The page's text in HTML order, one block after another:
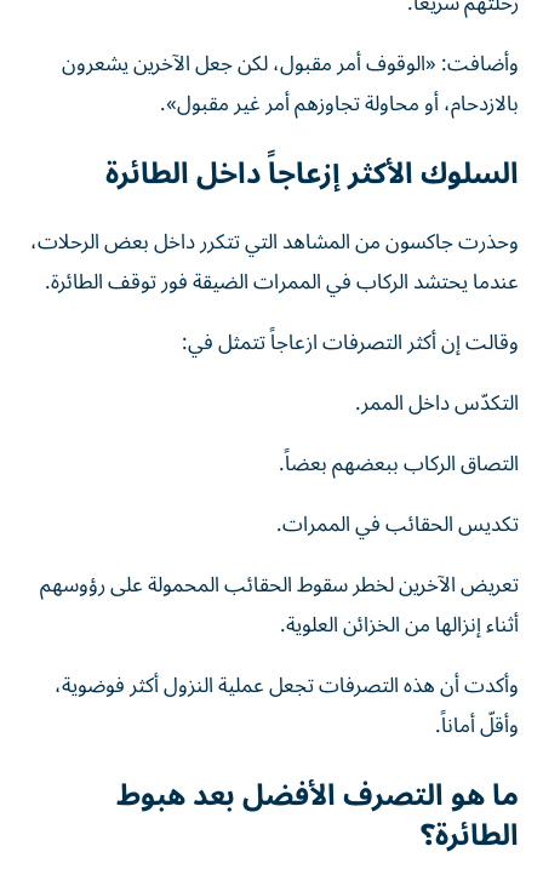
وأضافت: «الوقوف أمر مقبول، لكن جعل الآخرين يشعرون
بالازدحام، أو محاولة تجاوزهم أمر غير مقبول».
السلوك الأكثر إزعاجاً داخل الطائرة
وحذرت جاكسون من المشاهد التي تتكرر داخل بعض الرحلات،
عندما يحتشد الركاب في الممرات الضيقة فور توقف الطائرة.
وقالت إن أكثر التصرفات ازعاجاً تتمثل في:
التكدّس داخل الممر.
التصاق الركاب ببعضهم بعضاً.
تكديس الحقائب في الممرات.
تعريض الآخرين لخطر سقوط الحقائب المحمولة على رؤوسهم
أثناء إنزالها من الخزائن العلوية.
وأكدت أن هذه التصرفات تجعل عملية النزول أكثر فوضوية،
وأقلّ أماناً.
ما هو التصرف الأفضل بعد هبوط
الطائرة؟